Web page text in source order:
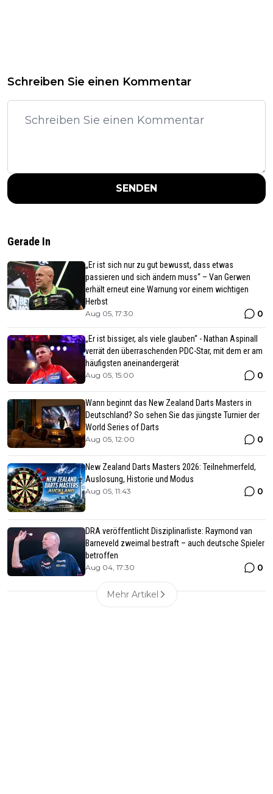
Schreiben Sie einen Kommentar
SENDEN
Gerade In
„Er ist sich nur zu gut bewusst, dass etwas
passieren und sich ändern muss“ – Van Gerwen
erhält erneut eine Warnung vor einem wichtigen
Herbst
Aug 05, 17:30 0
„Er ist bissiger, als viele glauben“ - Nathan Aspinall
verrät den überraschenden PDC-Star, mit dem er am
häufigsten aneinandergerät
Aug 05, 15:00 0
Wann beginnt das New Zealand Darts Masters in
Deutschland? So sehen Sie das jüngste Turnier der
World Series of Darts
Aug 05, 12:00 0
New Zealand Darts Masters 2026: Teilnehmerfeld,
Auslosung, Historie und Modus
Aug 05, 11:43 0
DRA veröffentlicht Disziplinarliste: Raymond van
Barneveld zweimal bestraft – auch deutsche Spieler
betroffen
Aug 04, 17:30 0
Mehr Artikel